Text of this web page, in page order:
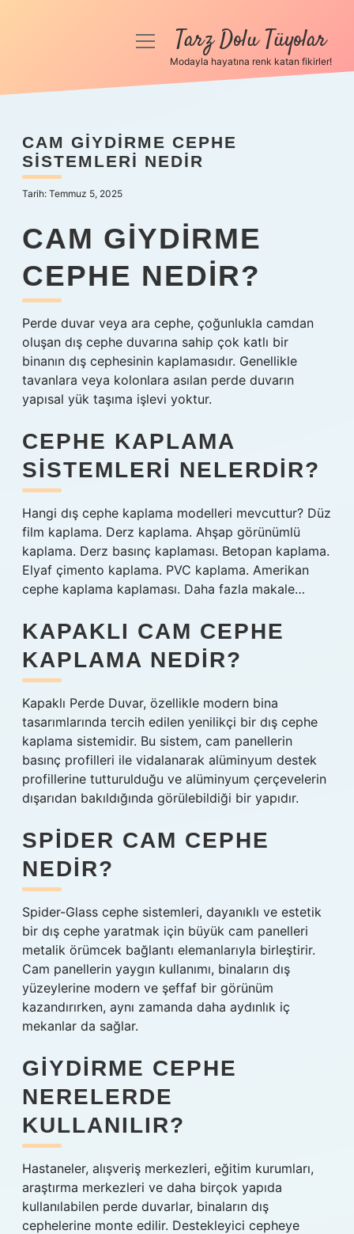
Anasayfa
Yasal Uyarı
Hakkımızda
menüyüTarz Dolu Tüyolar
Modayla hayatına renk katan fikirler!
CAM GIYDIRME CEPHE
SISTEMLERI NEDIR
Tarih: Temmuz 5, 2025
CAM GIYDIRME
CEPHE NEDIR?
Perde duvar veya ara cephe, çoğunlukla camdan
oluşan dış cephe duvarına sahip çok katlı bir
binanın dış cephesinin kaplamasıdır. Genellikle
tavanlara veya kolonlara asılan perde duvarın
yapısal yük taşıma işlevi yoktur.
CEPHE KAPLAMA
SISTEMLERI NELERDIR?
Hangi dış cephe kaplama modelleri mevcuttur? Düz
film kaplama. Derz kaplama. Ahşap görünümlü
kaplama. Derz basınç kaplaması. Betopan kaplama.
Elyaf çimento kaplama. PVC kaplama. Amerikan
cephe kaplama kaplaması. Daha fazla makale…
KAPAKLI CAM CEPHE
KAPLAMA NEDIR?
Kapaklı Perde Duvar, özellikle modern bina
tasarımlarında tercih edilen yenilikçi bir dış cephe
kaplama sistemidir. Bu sistem, cam panellerin
basınç profilleri ile vidalanarak alüminyum destek
profillerine tutturulduğu ve alüminyum çerçevelerin
dışarıdan bakıldığında görülebildiği bir yapıdır.
SPIDER CAM CEPHE
NEDIR?
Spider-Glass cephe sistemleri, dayanıklı ve estetik
bir dış cephe yaratmak için büyük cam panelleri
metalik örümcek bağlantı elemanlarıyla birleştirir.
Cam panellerin yaygın kullanımı, binaların dış
yüzeylerine modern ve şeffaf bir görünüm
kazandırırken, aynı zamanda daha aydınlık iç
mekanlar da sağlar.
GIYDIRME CEPHE
NERELERDE
KULLANILIR?
Hastaneler, alışveriş merkezleri, eğitim kurumları,
araştırma merkezleri ve daha birçok yapıda
kullanılabilen perde duvarlar, binaların dış
cephelerine monte edilir. Destekleyici cepheye